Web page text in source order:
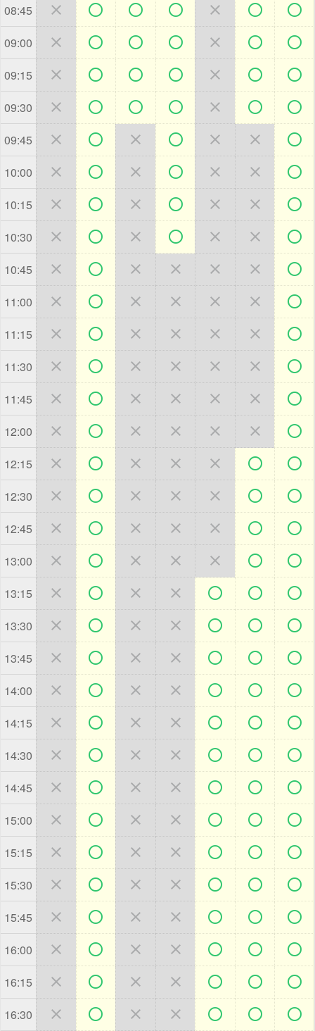
08:45       
09:00       
09:15       
09:30       
09:45       
10:00       
10:15       
10:30       
10:45       
11:00       
11:15       
11:30       
11:45       
12:00       
12:15       
12:30       
12:45       
13:00       
13:15       
13:30       
13:45       
14:00       
14:15       
14:30       
14:45       
15:00       
15:15       
15:30       
15:45       
16:00       
16:15       
16:30       